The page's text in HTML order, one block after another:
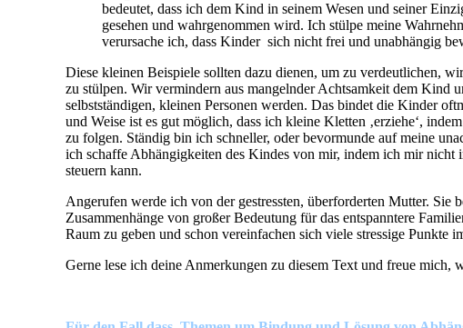
Angerufen werde ich von der gestressten, überforderten Mutter.
Zusammenhänge von großer Bedeutung für das entspanntere
Raum zu geben und schon vereinfachen sich viele stressige Punkte
Gerne lese ich deine Anmerkungen zu diesem Text und freue mich,
Für den Fall dass, Themen um Bindung und Lösung von
ein. Info findest du hier:www.wundersameslernen.de/termine/
Wenn du Themen dieser Art magst, dann könnte auch dieser
https://